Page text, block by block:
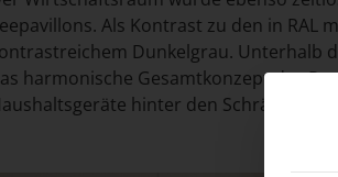
Als Kontrast zu den in
Dunkelgrau. Unterhalb
harmonische Gesamtkonzept des
hinter den Schränken